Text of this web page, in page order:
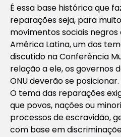
É essa base histórica que
reparações seja, para
movimentos sociais negros
América Latina, um dos
discutido na Conferência
relação a ele, os governos
ONU deverão se posicionar.
O tema das reparações
que povos, nações ou
processos de escravidão,
com base em